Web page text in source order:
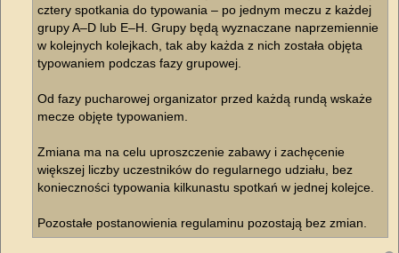
cztery spotkania do typowania – po jednym meczu z każdej
grupy A–D lub E–H. Grupy będą wyznaczane naprzemiennie
w kolejnych kolejkach, tak aby każda z nich została objęta
typowaniem podczas fazy grupowej.
Od fazy pucharowej organizator przed każdą rundą wskaże
mecze objęte typowaniem.
Zmiana ma na celu uproszczenie zabawy i zachęcenie
większej liczby uczestników do regularnego udziału, bez
konieczności typowania kilkunastu spotkań w jednej kolejce.
Pozostałe postanowienia regulaminu pozostają bez zmian.